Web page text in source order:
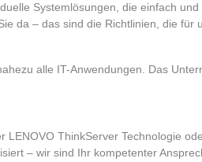
Systemlösungen, die einfach
da – das sind die Richtlinien, die
alle IT-Anwendungen. Das
ThinkServer Technologie
– wir sind Ihr kompetenter